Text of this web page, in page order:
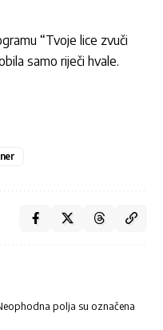
“Tvoje lice zvuči
samo riječi hvale.
polja su označena